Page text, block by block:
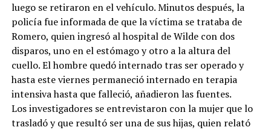
luego se retiraron en el vehículo. Minutos después, la
policía fue informada de que la víctima se trataba de
Romero, quien ingresó al hospital de Wilde con dos
disparos, uno en el estómago y otro a la altura del
cuello. El hombre quedó internado tras ser operado y
hasta este viernes permaneció internado en terapia
intensiva hasta que falleció, añadieron las fuentes.
Los investigadores se entrevistaron con la mujer que lo
trasladó y que resultó ser una de sus hijas, quien relató